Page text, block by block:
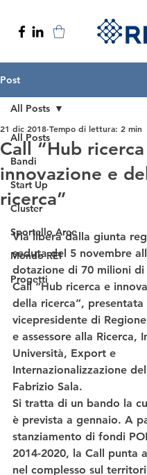
Post
All Posts
Bandi
Start Up
Cluster
Sportello Aree
Mondo REI
Progetti
All Posts
Call “Hub
innovazione e
ricerca”
21 dic 2018 Tempo di lettura: 2 min
Via libera dalla giunta
seduta del 5 novembre
dotazione di 70 milioni di
Call “Hub ricerca e
della ricerca”, presentata
vicepresidente di
e assessore alla Ricerca,
Università, Export e
Internazionalizzazione
Fabrizio Sala.
Si tratta di un bando la
è prevista a gennaio. A
stanziamento di fondi
2014-2020, la Call punta
nel complesso sul